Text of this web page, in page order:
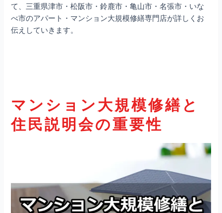
て、三重県津市・松阪市・鈴鹿市・亀山市・名張市・いな
べ市のアパート・マンション大規模修繕専門店が詳しくお
伝えしていきます。
マンション大規模修繕と
住民説明会の重要性